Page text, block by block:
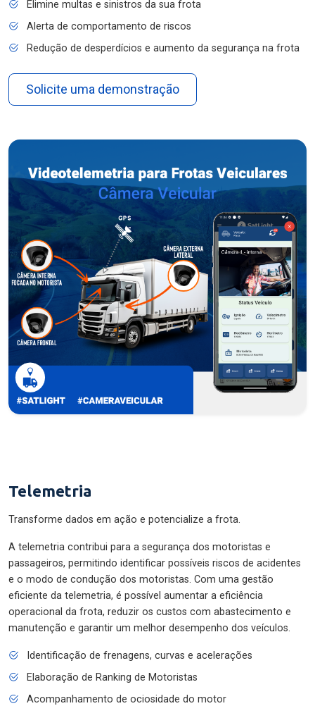
Elimine multas e sinistros da sua frota
Alerta de comportamento de riscos
Redução de desperdícios e aumento da segurança na frota
Solicite uma demonstração
Telemetria
Transforme dados em ação e potencialize a frota.
A telemetria contribui para a segurança dos motoristas e
passageiros, permitindo identificar possíveis riscos de acidentes
e o modo de condução dos motoristas. Com uma gestão
eficiente da telemetria, é possível aumentar a eficiência
operacional da frota, reduzir os custos com abastecimento e
manutenção e garantir um melhor desempenho dos veículos.
Identificação de frenagens, curvas e acelerações
Elaboração de Ranking de Motoristas
Acompanhamento de ociosidade do motor